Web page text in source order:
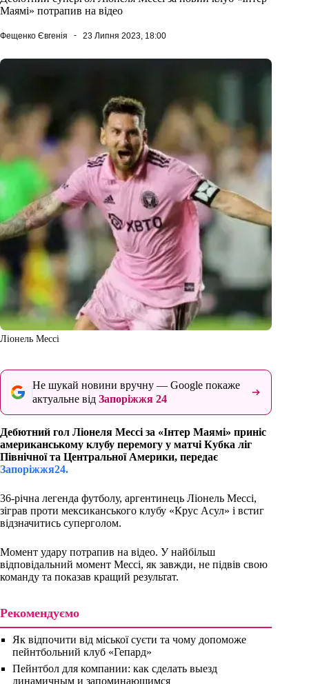
Маямі» потрапив на відео
Фещенко Євгенія 23 Липня 2023, 18:00
Ліонель Мессі
Не шукай новини вручну — Google покаже
актуальне від Запоріжжя 24
Дебютний гол Ліонеля Мессі за «Інтер Маямі» приніс
американському клубу перемогу у матчі Кубка ліг
Північної та Центральної Америки, передає
Запоріжжя24.
36-річна легенда футболу, аргентинець Ліонель Мессі,
зіграв проти мексиканського клубу «Крус Асул» і встиг
відзначитись суперголом.
Момент удару потрапив на відео. У найбільш
відповідальний момент Мессі, як завжди, не підвів свою
команду та показав кращий результат.
Рекомендуємо
Як відпочити від міської суєти та чому допоможе
пейнтбольний клуб «Гепард»
Пейнтбол для компании: как сделать выезд
динамичным и запоминающимся